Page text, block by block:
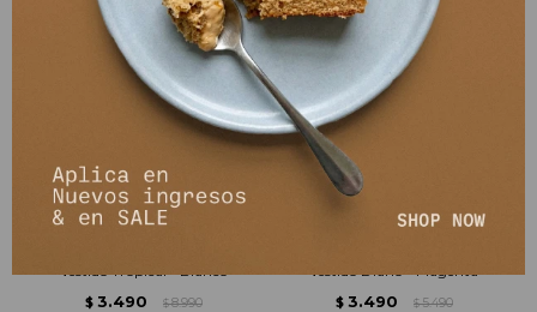
$ 3.490 $ 8.990 $ 3.490 $ 5.490